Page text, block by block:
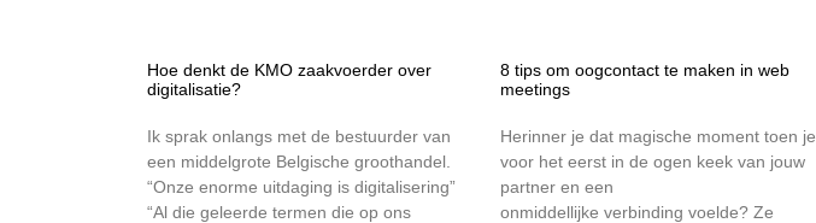
Hoe denkt de KMO zaakvoerder over
digitalisatie?
Ik sprak onlangs met de bestuurder van
een middelgrote Belgische groothandel.
“Onze enorme uitdaging is digitalisering”
“Al die geleerde termen die op ons
8 tips om oogcontact te maken in web
meetings
Herinner je dat magische moment toen je
voor het eerst in de ogen keek van jouw
partner en een
onmiddellijke verbinding voelde? Ze